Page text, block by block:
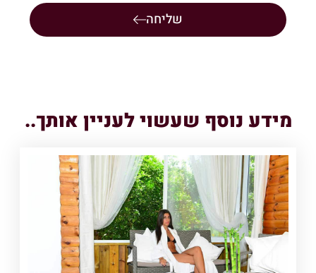
שליחה
מידע נוסף שעשוי לעניין אותך..